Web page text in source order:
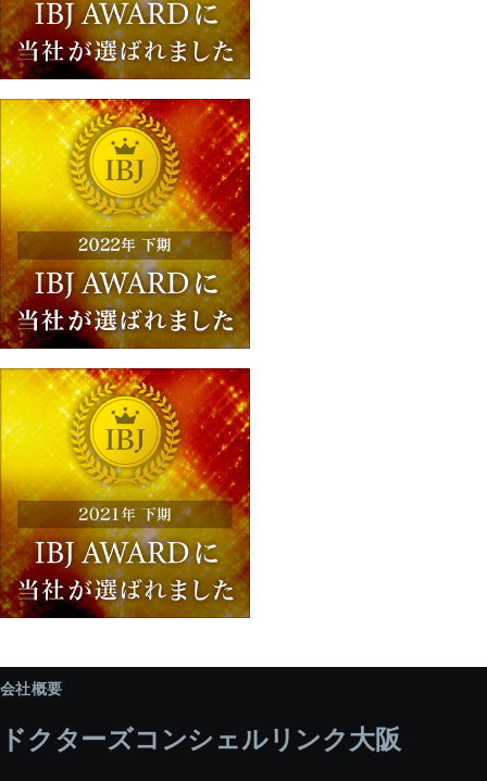
会社概要
ドクターズコンシェルリンク大阪